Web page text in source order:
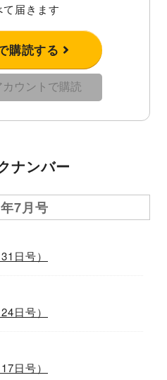
て届きます
購読する
ウントで購読
ナンバー
7月号
日号）
日号）
日号）